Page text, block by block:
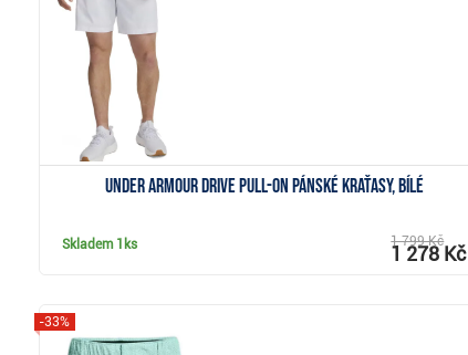
Under Armour Drive Pull-On pánské kraťasy, bílé
Skladem 1ks 1 799 Kč
1 278 Kč
-33%